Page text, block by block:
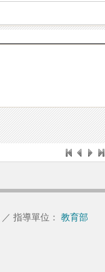
／ 指導單位： 教育部